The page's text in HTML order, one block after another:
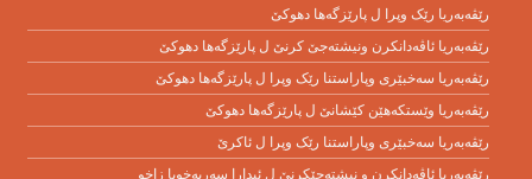
رێڤەبەریا رێک وپرا ل پارێزگەها دهوکێ
رێڤەبەریا ئاڤەدانکرن ونیشتەجێ کرنێ ل پارێزگەها دهوکێ
رێڤەبەریا سەخبێرى وپاراستنا رێک وپرا ل پارێزگەها دهوکێ
رێڤەبەریا وێستکەهێن کێشانێ ل پارێزگەها دهوکێ
رێڤەبەریا سەخبێرى وپاراستنا رێک وپرا ل ئاکرێ
رێڤه‌به‌ریا ئاڤه‌دانكرن و نیشته‌جێكرنێ ل ئیدارا سه‌ربه‌خویا زاخو